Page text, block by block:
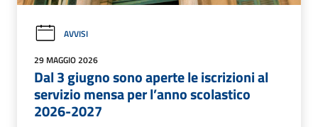
AVVISI
29 MAGGIO 2026
Dal 3 giugno sono aperte le iscrizioni al
servizio mensa per l’anno scolastico
2026-2027